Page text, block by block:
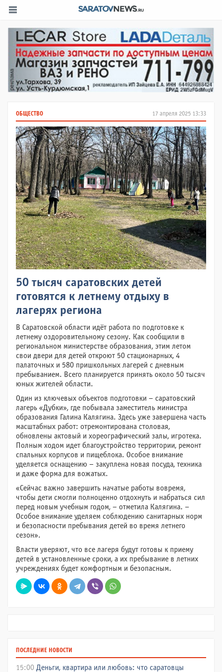
17 апреля 2025 13:33
ОБЩЕСТВО
50 тысяч саратовских детей
готовятся к летнему отдыху в
лагерях региона
В Саратовской области идёт работа по подготовке к
летнему оздоровительному сезону. Как сообщили в
региональном министерстве образования, этим летом
свои двери для детей откроют 50 стационарных, 4
палаточных и 580 пришкольных лагерей с дневным
пребыванием. Всего планируется принять около 50 тысяч
юных жителей области.
Один из ключевых объектов подготовки – саратовский
лагерь «Дубки», где побывала заместитель министра
образования Галина Калягина. Здесь уже завершена часть
масштабных работ: отремонтирована столовая,
обновлены актовый и хореографический залы, игротека.
Полным ходом идет благоустройство территории, ремонт
спальных корпусов и пищеблока. Особое внимание
уделяется оснащению – закуплена новая посуда, техника
и даже форма для вожатых.
«Сейчас важно завершить начатые работы вовремя,
чтобы дети смогли полноценно отдохнуть и набраться сил
перед новым учебным годом, – отметила Калягина. –
Особое внимание уделяем соблюдению санитарных норм
и безопасности пребывания детей во время летнего
сезон».
Власти уверяют, что все лагеря будут готовы к приему
детей в установленные сроки, а их пребывание в летних
учреждениях будет комфортным и безопасным.
ПОСЛЕДНИЕ НОВОСТИ
15:00 Деньги, квартира или любовь: что саратовцы